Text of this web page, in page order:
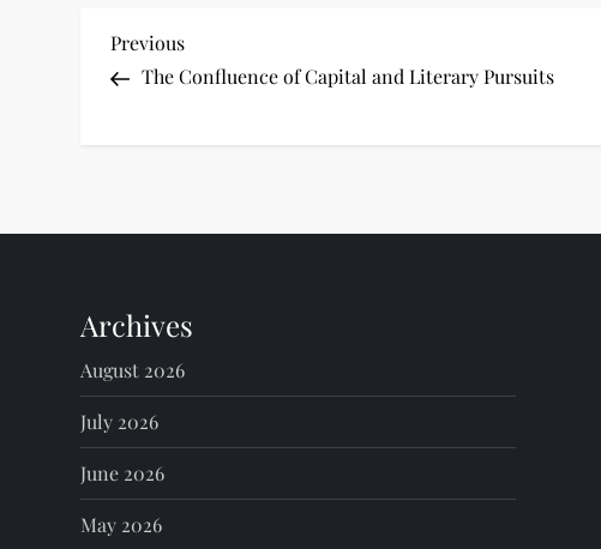
P
t
a
v
i
g
Previous
Post
Previous
The Confluence of Capital and Literary Pursuits
Archives
August 2026
July 2026
June 2026
May 2026